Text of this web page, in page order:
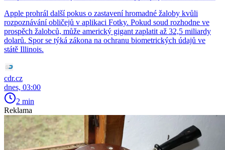
Apple prohrál další pokus o zastavení hromadné žaloby kvůli
rozpoznávání obličejů v aplikaci Fotky. Pokud soud rozhodne ve
prospěch žalobců, může americký gigant zaplatit až 32,5 miliardy
dolarů. Spor se týká zákona na ochranu biometrických údajů ve
státě Illinois.
cdr.cz
dnes, 03:00
2 min
Reklama